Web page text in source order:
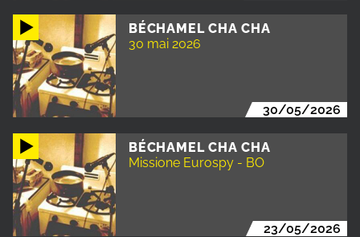
BÉCHAMEL CHA CHA
30 mai 2026
30/05/2026
BÉCHAMEL CHA CHA
Missione Eurospy - BO
23/05/2026